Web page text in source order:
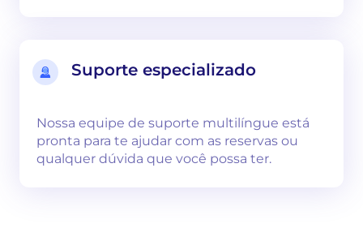
Suporte especializado
Nossa equipe de suporte multilíngue está
pronta para te ajudar com as reservas ou
qualquer dúvida que você possa ter.